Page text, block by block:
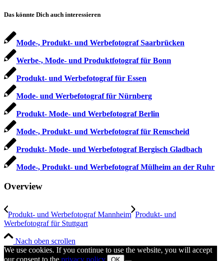
Das könnte Dich auch interessieren
Mode-, Produkt- und Werbefotograf Saarbrücken
Werbe-, Mode- und Produktfotograf für Bonn
Produkt- und Werbefotograf für Essen
Mode- und Werbefotograf für Nürnberg
Produkt- Mode- und Werbefotograf Berlin
Mode-, Produkt- und Werbefotograf für Remscheid
Produkt- Mode- und Werbefotograf Bergisch Gladbach
Mode-, Produkt- und Werbefotograf Mülheim an der Ruhr
Overview
Produkt- und Werbefotograf Mannheim Produkt- und
Werbefotograf für Stuttgart
Nach oben scrollen
We use cookies. If you continue to use the website, you will accept
our consent to the privacy policy.